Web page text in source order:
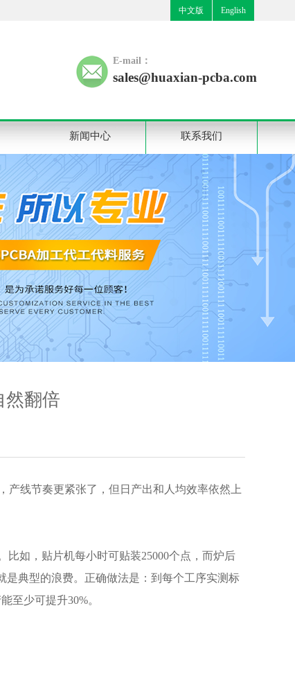
中文版 English
E-mail：
sales@huaxian-pcba.com
新闻中心 联系我们
然翻倍
产线节奏更紧张了，但日产出和人均效率依然上
如，贴片机每小时可贴装25000个点，而炉后
典型的浪费。正确做法是：到每个工序实测标
至少可提升30%。